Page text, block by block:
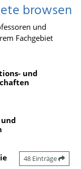
browsen
und
Fachgebiet
und
48 Einträge